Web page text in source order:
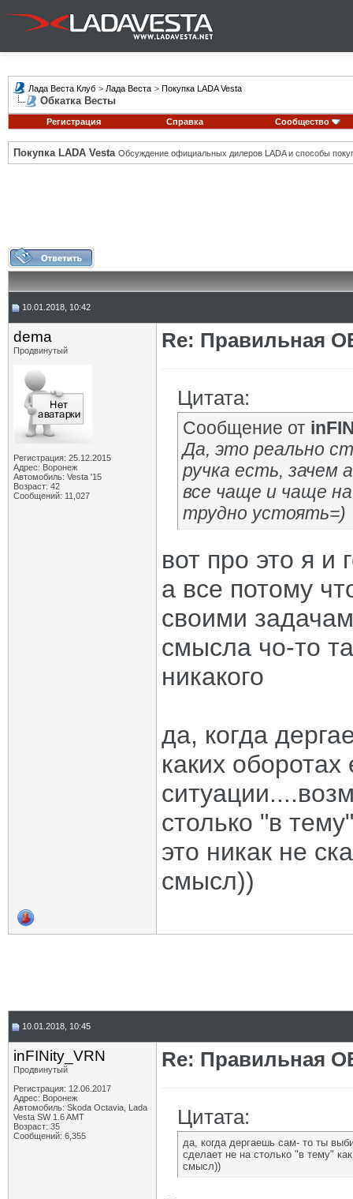
Лада Веста Клуб > Лада Веста > Покупка LADA Vesta
Обкатка Весты
Регистрация Справка Сообщество
Покупка LADA Vesta Обсуждение официальных дилеров LADA и способы
10.01.2018, 10:42
dema
Продвинутый
Регистрация: 25.12.2015
Адрес: Воронеж
Автомобиль: Vesta '15
Возраст: 42
Сообщений: 11,027
Re: Правильная
Цитата:
Сообщение от
Да, это реально
ручка есть, зачем
все чаще и чаще
трудно устоять=)
вот про это я и
а все потому
своими
смысла чо-то
никакого
да, когда
каких
столько "в
это никак не
смысл))
10.01.2018, 10:45
inFINity_VRN
Продвинутый
Регистрация: 12.06.2017
Адрес: Воронеж
Автомобиль: Skoda Octavia, Lada
Vesta SW 1.6 AMT
Возраст: 35
Сообщений: 6,355
Re: Правильная
Цитата:
да, когда дергаешь сам- то ты
сделает не на столько "в тему"
смысл))